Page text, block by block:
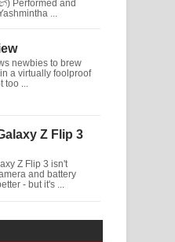
Performed and
...
newbies to brew
a virtually foolproof
too ...
Z Flip 3
Z Flip 3 isn't
and battery
- but it's ...